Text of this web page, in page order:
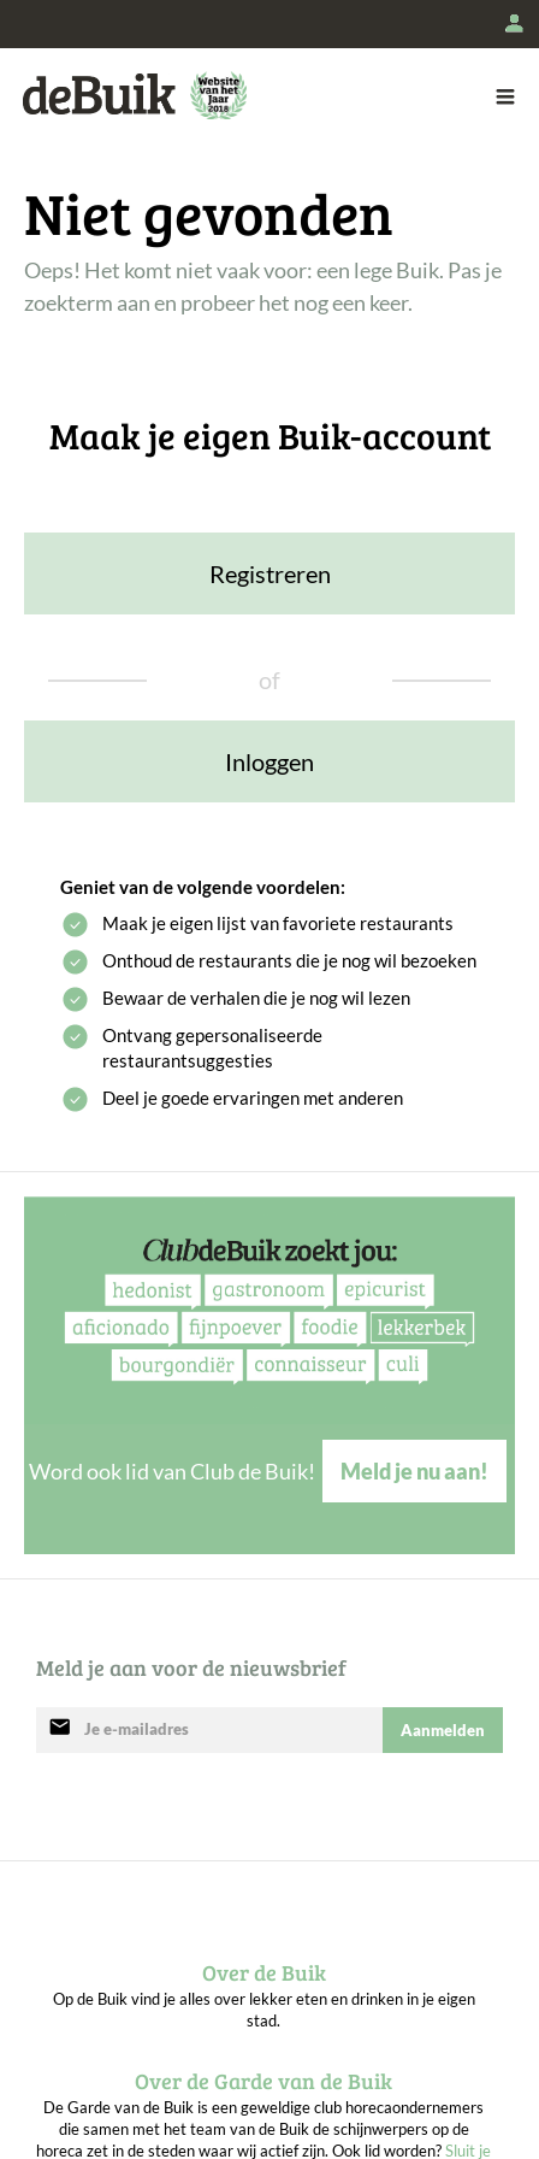
Niet gevonden
Oeps! Het komt niet vaak voor: een lege Buik. Pas je
zoekterm aan en probeer het nog een keer.
Maak je eigen Buik-account
Registreren
of
Inloggen
Geniet van de volgende voordelen:
Maak je eigen lijst van favoriete restaurants
Onthoud de restaurants die je nog wil bezoeken
Bewaar de verhalen die je nog wil lezen
Ontvang gepersonaliseerde
restaurantsuggesties
Deel je goede ervaringen met anderen
De Buik
Word ook lid van Club de Buik! Meld je nu aan!
Meld je aan voor de nieuwsbrief
mail Aanmelden
Over de Buik
Op de Buik vind je alles over lekker eten en drinken in je eigen
stad.
Over de Garde van de Buik
De Garde van de Buik is een geweldige club horecaondernemers
die samen met het team van de Buik de schijnwerpers op de
horeca zet in de steden waar wij actief zijn. Ook lid worden?Sluit je